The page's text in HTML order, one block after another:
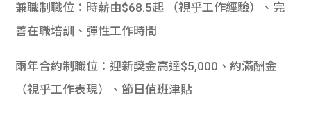
兼職制職位：時薪由$68.5起 （視乎工作經驗）、完
善在職培訓、彈性工作時間
兩年合約制職位：迎新獎金高達$5,000、約滿酬金
（視乎工作表現）、節日值班津貼